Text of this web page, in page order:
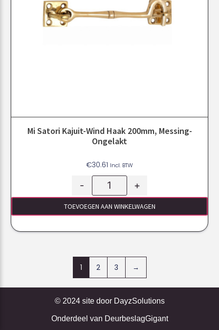
Mi Satori Kajuit-Wind Haak 200mm, Messing-
Ongelakt
€30.61 Incl. BTW
- +
TOEVOEGEN AAN WINKELWAGEN
1 2 3 →
© 2024 site door DayzSolutions
Onderdeel van DeurbeslagGigant